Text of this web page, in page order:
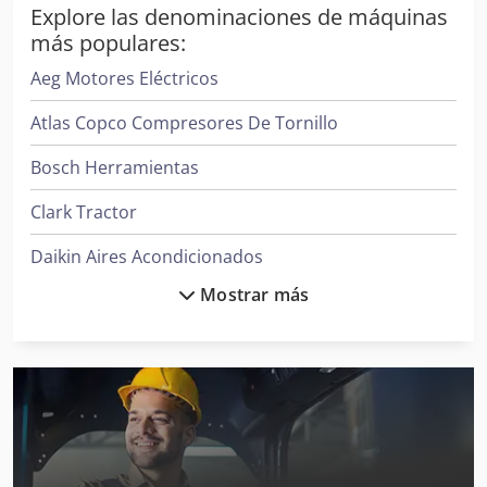
Explore las denominaciones de máquinas
más populares:
Aeg Motores Eléctricos
Atlas Copco Compresores De Tornillo
Bosch Herramientas
Clark Tractor
Daikin Aires Acondicionados
Hp Impresoras
Hp Impresoras 3D
Ingersoll Rand Compresores
Mostrar más